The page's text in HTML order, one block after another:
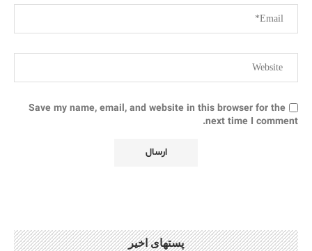
Save my name, email, and website in this browser for the
next time I comment.
پستهای اخیر